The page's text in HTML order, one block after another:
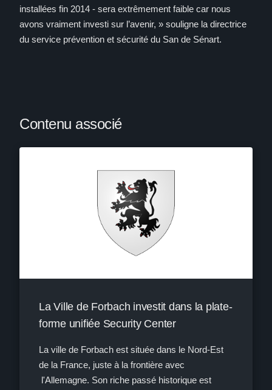
installées fin 2014 - sera extrêmement faible car nous
avons vraiment investi sur l’avenir, » souligne la directrice
du service prévention et sécurité du San de Sénart.
Contenu associé
La Ville de Forbach investit dans la plate-
forme unifiée Security Center
La ville de Forbach est située dans le Nord-Est
de la France, juste à la frontière avec
l'Allemagne. Son riche passé historique est